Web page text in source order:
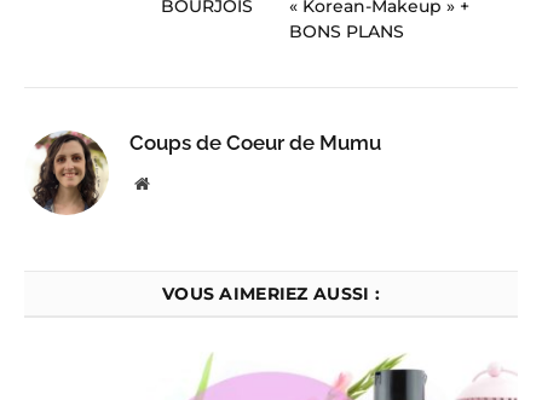
BOURJOIS
« Korean-Makeup » +
BONS PLANS
Coups de Coeur de Mumu
Website
VOUS AIMERIEZ AUSSI :